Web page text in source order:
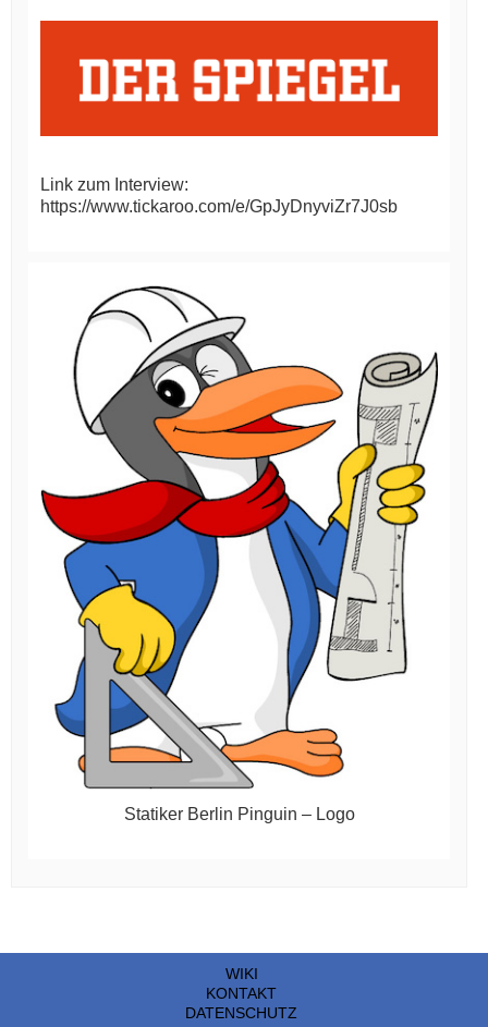
Link zum Interview:
https://www.tickaroo.com/e/GpJyDnyviZr7J0sb
Statiker Berlin Pinguin – Logo
WIKI
KONTAKT
DATENSCHUTZ